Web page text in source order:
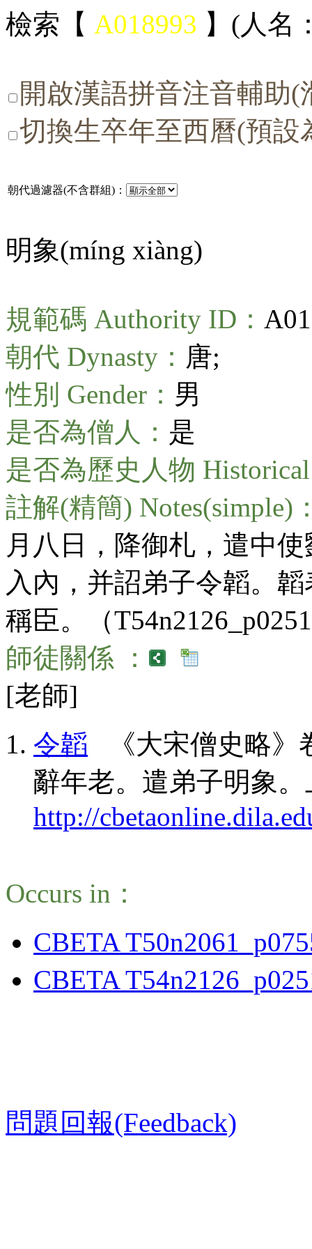
檢索【 A018993 】(人名
開啟漢語拼音注音輔助
切換生卒年至西曆(預設
朝代過濾器(不含群組)：
明象(míng xiàng)
規範碼 Authority ID：
朝代 Dynasty： 唐;
性別 Gender： 男
是否為僧人： 是
是否為歷史人物 Historical
註解(精簡) Notes(simple)
月八日，降御札，遣中
入內，并詔弟子令韜。
稱臣。（
師徒關係 ：
[老師]
令韜 《大宋僧史略》
辭年老。遣弟子明象
http://
Occurs in：
CBETA
CBETA
問題回報(Feedback)